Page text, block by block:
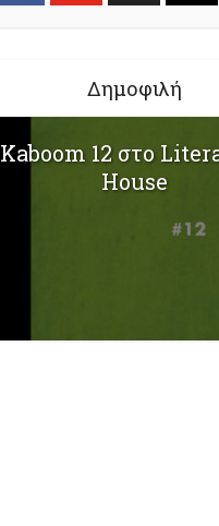
Δημοφιλή
Kaboom 12 στο
House